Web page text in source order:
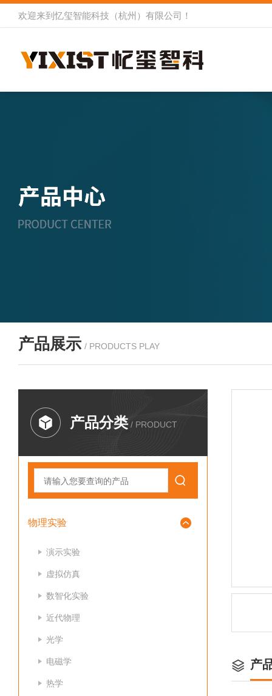
欢迎来到 忆玺智能科技（杭州）有限公司 ！
产品展示 / PRODUCTS PLAY
产品分类 / PRODUCT
物理实验
演示实验
虚拟仿真
数智化实验
近代物理
光学
电磁学
热学
产